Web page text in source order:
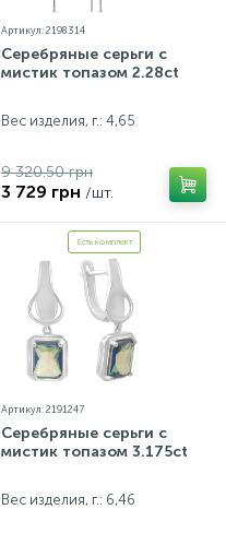
Артикул: 2198314
Серебряные серьги с
мистик топазом 2.28ct
Вес изделия, г.: 4,65
9 320.50 грн
3 729 грн /шт.
Есть комплект
Артикул: 2191247
Серебряные серьги с
мистик топазом 3.175ct
Вес изделия, г.: 6,46